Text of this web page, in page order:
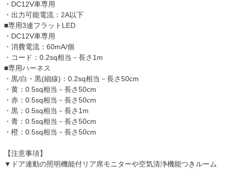
・DC12V車専用
・出力可能電流：2A以下
■専用3連フラットLED
・DC12V車専用
・消費電流：60mA/個
・コード：0.2sq相当－長さ1m
■専用ハーネス
・黒/白・黒(細線)：0.2sq相当－長さ50cm
・黄：0.5sq相当－長さ50cm
・赤：0.5sq相当－長さ50cm
・黒：0.5sq相当－長さ1m
・青：0.5sq相当－長さ50cm
・橙：0.5sq相当－長さ50cm
【注意事項】
▼ドア連動の照明機能付リア席モニターや空気清浄機能つきルーム